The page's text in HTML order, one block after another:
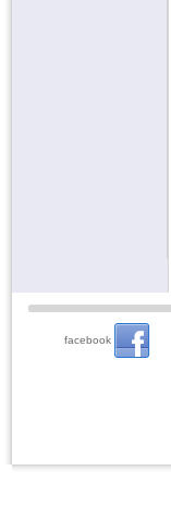
facebook